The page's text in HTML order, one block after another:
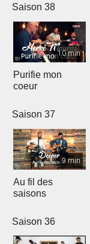
Saison 38
10 min
Purifie mon
coeur
Saison 37
9 min
Au fil des
saisons
Saison 36